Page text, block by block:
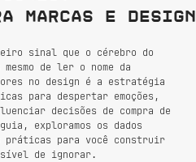
Marcas e Design
sinal que o cérebro do
de ler o nome da
no design é a estratégia
para despertar emoções,
decisões de compra de
exploramos os dados
para você construir
de ignorar.